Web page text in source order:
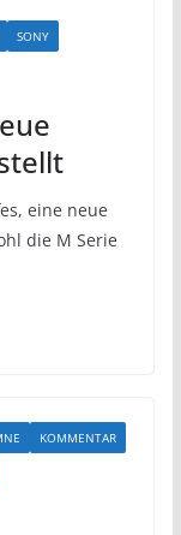
SONY
eine neue
die M Serie
KOMMENTAR